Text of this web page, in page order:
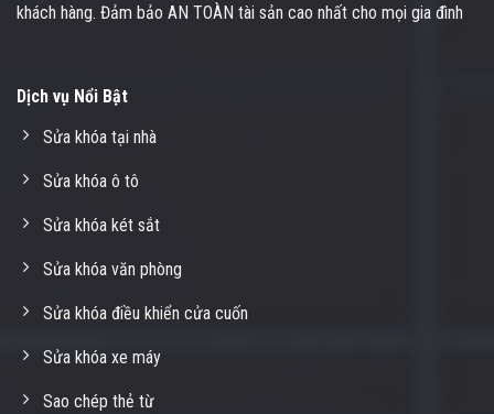
khách hàng. Đảm bảo AN TOÀN tài sản cao nhất cho mọi gia đình
Dịch vụ Nổi Bật
Sửa khóa tại nhà
Sửa khóa ô tô
Sửa khóa két sắt
Sửa khóa văn phòng
Sửa khóa điều khiển cửa cuốn
Sửa khóa xe máy
Sao chép thẻ từ